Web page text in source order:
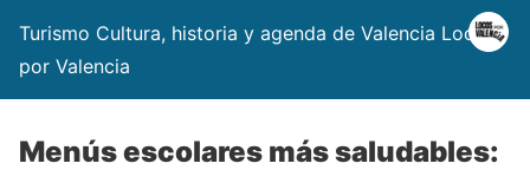
Turismo Cultura, historia y agenda de Valencia Locos
por Valencia
Menús escolares más saludables: